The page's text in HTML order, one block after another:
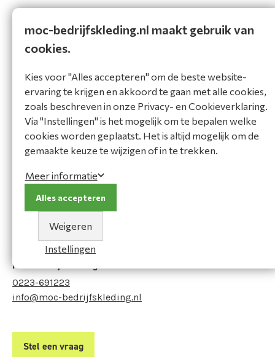
Omschrijving Specificaties
Omschrijving
Tactische lichtgewicht woestijnschoen met een
bovenwerk van leer en textiel en een volledige
kruisnetconstructie die bescherming biedt tegen
binnendringend vuil en het comfort verbetert. Een
composietplaat biedt de ultieme bescherming onder
de voet. Een hoogwaardige Michelin buitenzool zorgt
Vraag het onze expert!
Heeft u een vraag of heeft u hulp nodig bij het maken
van een keuze? Neem contact op met onze adviseur:
MOC Bedrijfskleding
0223-691223
info@moc-bedrijfskleding.nl
Stel een vraag
moc-bedrijfskleding.nl maakt gebruik van
cookies.
Kies voor "Alles accepteren" om de beste website-
ervaring te krijgen en akkoord te gaan met alle cookies,
zoals beschreven in onze Privacy- en Cookieverklaring.
Via "Instellingen" is het mogelijk om te bepalen welke
cookies worden geplaatst. Het is altijd mogelijk om de
gemaakte keuze te wijzigen of in te trekken.
Meer informatie
Instellingen
Weigeren
Alles accepteren